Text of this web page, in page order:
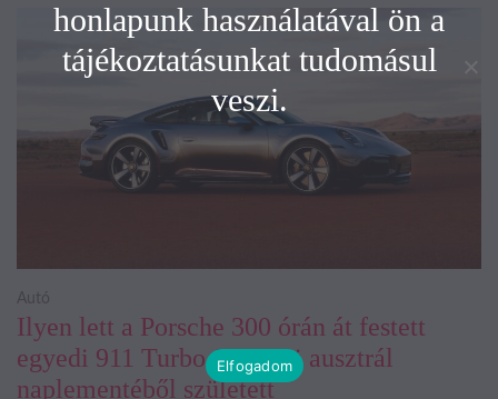
Ilyen lett a Porsche 300 órán át festett
egyedi 911 Turbo S-e, ami ausztrál
naplementéből született
Autó
honlapunk használatával ön a
tájékoztatásunkat tudomásul
veszi.
Elfogadom